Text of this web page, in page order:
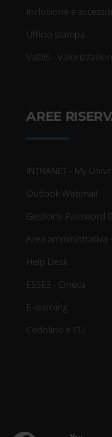
Inclusione e
Ufficio stampa
VaDiS -
AREE
INTRANET - My Univr
Outlook Webmail
Gestione Password
Area amministrativa
Help Desk
ESSE3 - Cineca
E-learning
Cedolino e CU